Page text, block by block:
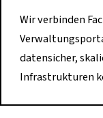
Wir verbinden
datensicher,
Infrastrukturen